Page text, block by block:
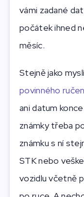
vámi zadané
počátek ihned
měsíc.
Stejně jako
povinného
ani datum
známky třeba
známku s ní
STK nebo
vozidlu včetně